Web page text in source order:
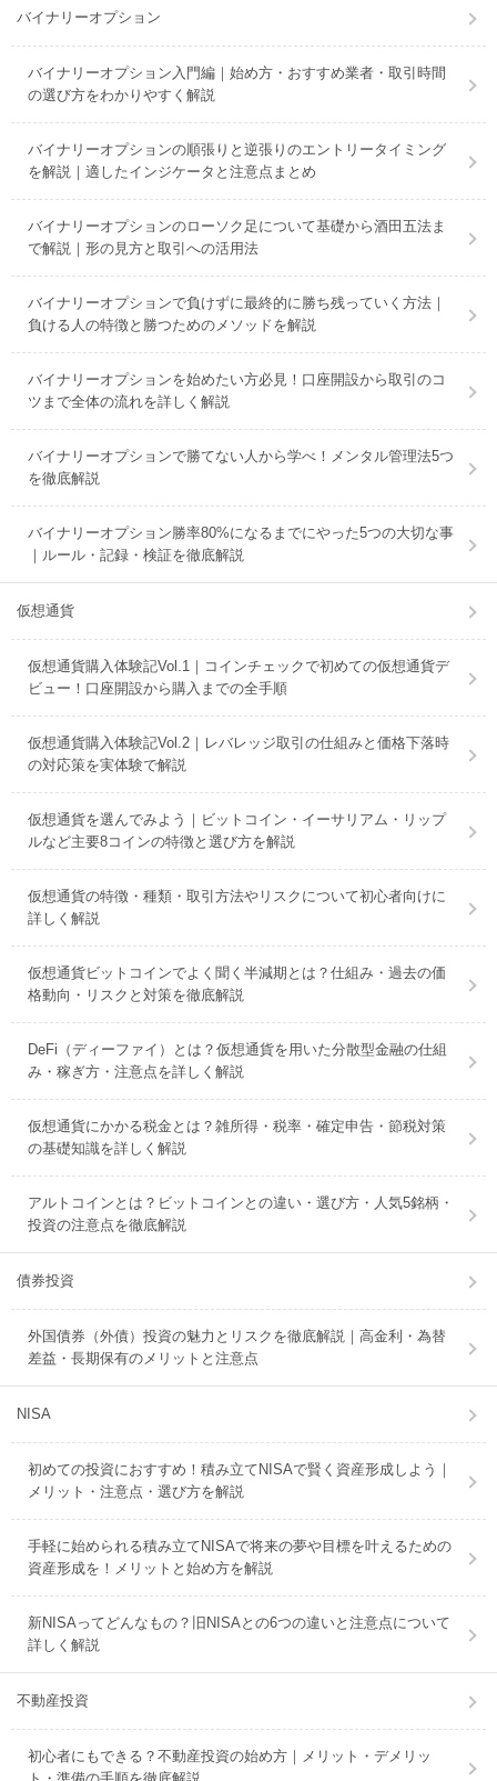
バイナリーオプション
バイナリーオプション入門編｜始め方・おすすめ業者・取引時間
の選び方をわかりやすく解説
バイナリーオプションの順張りと逆張りのエントリータイミング
を解説｜適したインジケータと注意点まとめ
バイナリーオプションのローソク足について基礎から酒田五法ま
で解説｜形の見方と取引への活用法
バイナリーオプションで負けずに最終的に勝ち残っていく方法｜
負ける人の特徴と勝つためのメソッドを解説
バイナリーオプションを始めたい方必見！口座開設から取引のコ
ツまで全体の流れを詳しく解説
バイナリーオプションで勝てない人から学べ！メンタル管理法5つ
を徹底解説
バイナリーオプション勝率80%になるまでにやった5つの大切な事
｜ルール・記録・検証を徹底解説
仮想通貨
仮想通貨購入体験記Vol.1｜コインチェックで初めての仮想通貨デ
ビュー！口座開設から購入までの全手順
仮想通貨購入体験記Vol.2｜レバレッジ取引の仕組みと価格下落時
の対応策を実体験で解説
仮想通貨を選んでみよう｜ビットコイン・イーサリアム・リップ
ルなど主要8コインの特徴と選び方を解説
仮想通貨の特徴・種類・取引方法やリスクについて初心者向けに
詳しく解説
仮想通貨ビットコインでよく聞く半減期とは？仕組み・過去の価
格動向・リスクと対策を徹底解説
DeFi（ディーファイ）とは？仮想通貨を用いた分散型金融の仕組
み・稼ぎ方・注意点を詳しく解説
仮想通貨にかかる税金とは？雑所得・税率・確定申告・節税対策
の基礎知識を詳しく解説
アルトコインとは？ビットコインとの違い・選び方・人気5銘柄・
投資の注意点を徹底解説
債券投資
外国債券（外債）投資の魅力とリスクを徹底解説｜高金利・為替
差益・長期保有のメリットと注意点
NISA
初めての投資におすすめ！積み立てNISAで賢く資産形成しよう｜
メリット・注意点・選び方を解説
手軽に始められる積み立てNISAで将来の夢や目標を叶えるための
資産形成を！メリットと始め方を解説
新NISAってどんなもの？旧NISAとの6つの違いと注意点について
詳しく解説
不動産投資
初心者にもできる？不動産投資の始め方｜メリット・デメリッ